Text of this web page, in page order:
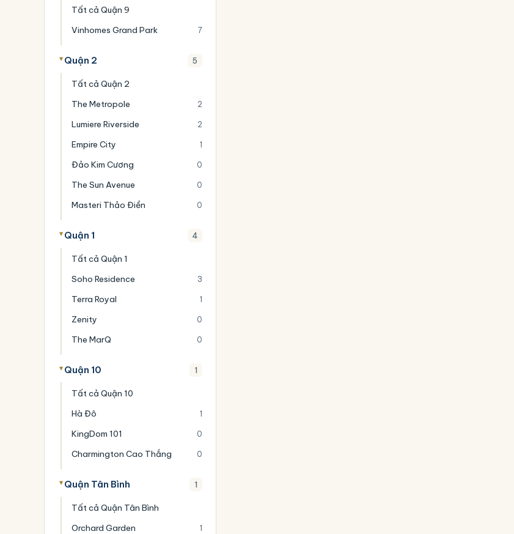
Tất cả Quận 9
Vinhomes Grand Park
7
Quận 2 5
Tất cả Quận 2
The Metropole
2
Lumiere Riverside 2
Empire City 1
Đảo Kim Cương 0
The Sun Avenue 0
Masteri Thảo Điền 0
Quận 1 4
Tất cả Quận 1
Soho Residence
3
Terra Royal 1
Zenity 0
The MarQ 0
Quận 10 1
Tất cả Quận 10
Hà Đô
1
KingDom 101 0
Charmington Cao Thắng 0
Quận Tân Bình 1
Tất cả Quận Tân Bình
Orchard Garden
1